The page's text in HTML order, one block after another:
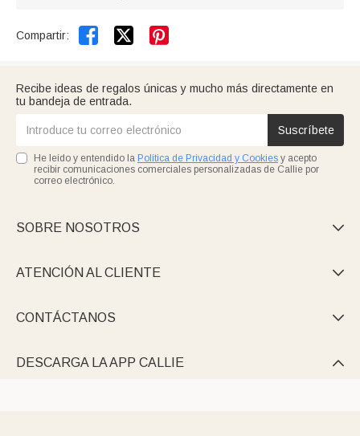
Compartir:  
Recibe ideas de regalos únicas y mucho más directamente en
tu bandeja de entrada.
Suscríbete
He leído y entendido la Política de Privacidad y Cookies y acepto
recibir comunicaciones comerciales personalizadas de Callie por
correo electrónico.
SOBRE NOSOTROS 
ATENCIÓN AL CLIENTE 
CONTÁCTANOS 
DESCARGA LA APP CALLIE 